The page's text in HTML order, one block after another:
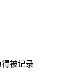
被记录